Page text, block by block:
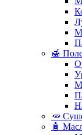
🍯
🥕
🧴